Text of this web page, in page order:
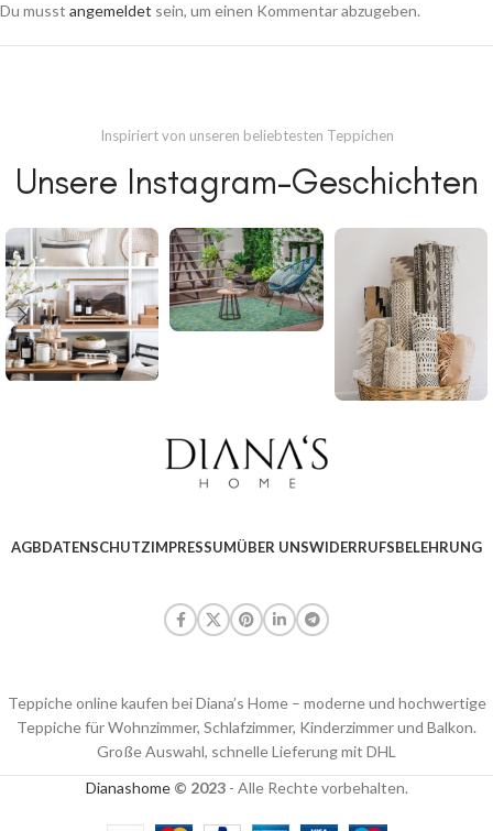
Du musst angemeldet sein, um einen Kommentar abzugeben.
Inspiriert von unseren beliebtesten Teppichen
Unsere Instagram-Geschichten
AGBDATENSCHUTZIMPRESSUMÜBER UNSWIDERRUFSBELEHRUNG
Teppiche online kaufen bei Diana’s Home – moderne und hochwertige
Teppiche für Wohnzimmer, Schlafzimmer, Kinderzimmer und Balkon.
Große Auswahl, schnelle Lieferung mit DHL
Dianashome © 2023 - Alle Rechte vorbehalten.